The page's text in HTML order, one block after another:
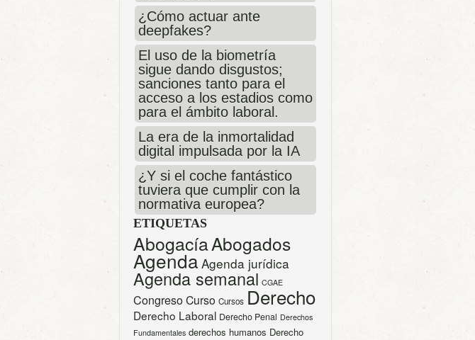
¿Cómo actuar ante
deepfakes?
El uso de la biometría
sigue dando disgustos;
sanciones tanto para el
acceso a los estadios como
para el ámbito laboral.
La era de la inmortalidad
digital impulsada por la IA
¿Y si el coche fantástico
tuviera que cumplir con la
normativa europea?
ETIQUETAS
AbogacíaAbogados
Agenda Agenda jurídica
Agenda semanal CGAE
CongresoCurso Cursos Derecho
Derecho Laboral Derecho Penal Derechos
Fundamentales derechos humanos Derecho